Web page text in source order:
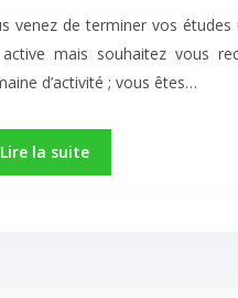
venez de terminer vos
mais souhaitez vous
d’activité ; vous êtes…
Lire la suite